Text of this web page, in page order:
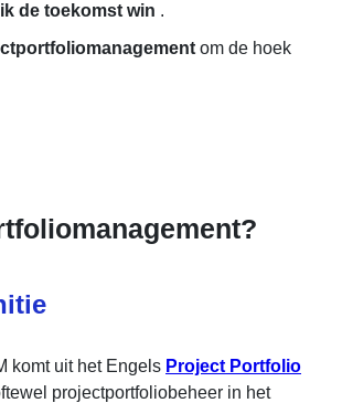
ik de toekomst win .
om de hoek
komt uit het Engels Project Portfolio
projectportfoliobeheer in het